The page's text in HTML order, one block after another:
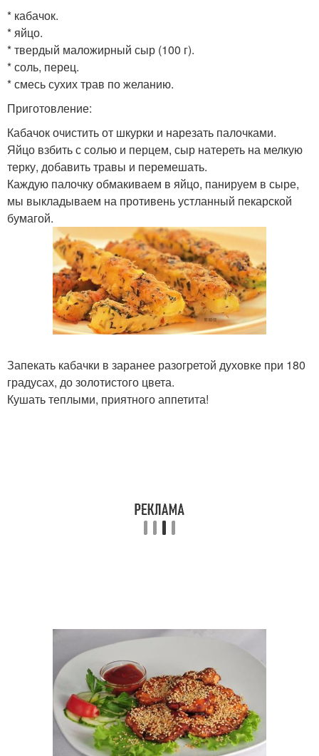
* кабачок.
* яйцо.
* твердый маложирный сыр (100 г).
* соль, перец.
* смесь сухих трав по желанию.
Приготовление:
Кабачок очистить от шкурки и нарезать палочками.
Яйцо взбить с солью и перцем, сыр натереть на мелкую
терку, добавить травы и перемешать.
Каждую палочку обмакиваем в яйцо, панируем в сыре,
мы выкладываем на противень устланный пекарской
бумагой.
Запекать кабачки в заранее разогретой духовке при 180
градусах, до золотистого цвета.
Кушать теплыми, приятного аппетита!